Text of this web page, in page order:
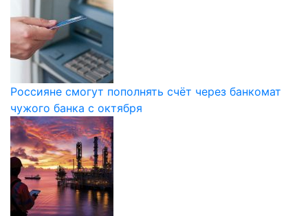
Россияне смогут пополнять счёт через банкомат
чужого банка с октября